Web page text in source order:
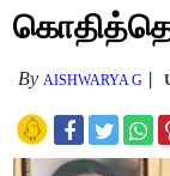
By AISHWARYA G